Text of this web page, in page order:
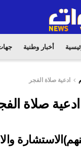
أخبار وطنية
ادعية صلاة الفجر
ادعية صلاة